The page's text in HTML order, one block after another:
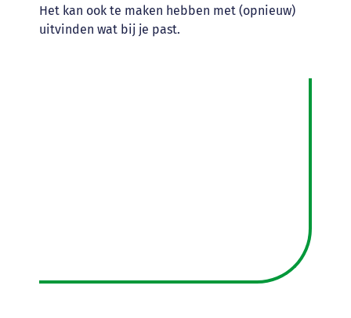
Het kan ook te maken hebben met (opnieuw)
uitvinden wat bij je past.